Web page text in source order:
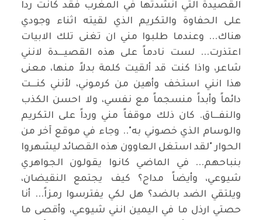
القصيدة التي انشدتها في المغرب فقد كانت رداً
على الحفاوة والتكريم الذي لقيته اثناء وجودي
هناك... وعندما طلبوا مني ان تغنى تلك الابيات
اعتذرت... لست نادماً على هذه القصيـــدة لانني
شاعر، واذا كنت قد ألقيت كلمة بدلاً منها، معنى
هذا انني استخف وأهين من كرموني، لأنني كنـــت
دائماً وأبداً منسجماً مع نفسي، ولا احسن الكذب
والنفـــاق. كان ذلك موقفاً مني ورداً على التكريم
والوسام الذي خصوني به".. وجاء في موقع آخر من
الحوار "لقد استغل العاوون هذه القصائد ليشهروا
بنباحهم... في الماضي كانوا يقولون الجواهري
شيوعي، وأيضاً مداح؟ كيف يجتمع النقيضان،
ويلتقي الضد بالضد؟ هل لكي يفترسوا رمزاً... أنا
حصتي ارذل ما في اليمين انني شيوعي، وأقصى ما